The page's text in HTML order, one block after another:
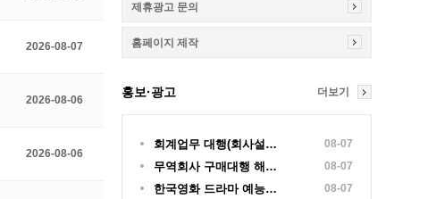
제휴광고 문의
홈페이지 제작
홍보·광고
회계업무 대행(회사설… 08-07
무역회사 구매대행 해… 08-07
한국영화 드라마 예능… 08-07
더보기
2026-08-07
2026-08-06
2026-08-06